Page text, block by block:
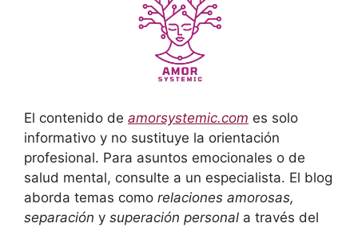
El contenido de amorsystemic.com es solo
informativo y no sustituye la orientación
profesional. Para asuntos emocionales o de
salud mental, consulte a un especialista. El blog
aborda temas como relaciones amorosas,
separación y superación personal a través del